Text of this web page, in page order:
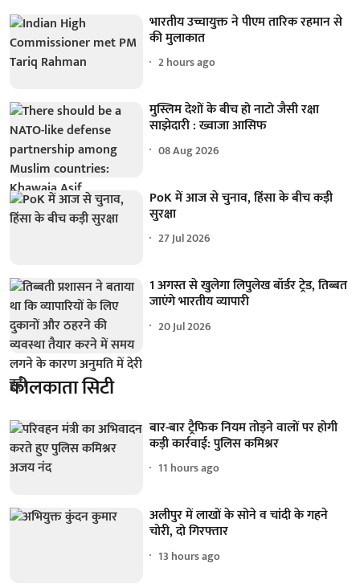
भारतीय उच्चायुक्त ने पीएम तारिक रहमान से
की मुलाकात
2 hours ago
मुस्लिम देशों के बीच हो नाटो जैसी रक्षा
साझेदारी : ख्वाजा आसिफ
08 Aug 2026
PoK में आज से चुनाव, हिंसा के बीच कड़ी
सुरक्षा
27 Jul 2026
1 अगस्त से खुलेगा लिपुलेख बॉर्डर ट्रेड, तिब्बत
जाएंगे भारतीय व्यापारी
20 Jul 2026
कोलकाता सिटी
बार-बार ट्रैफिक नियम तोड़ने वालों पर होगी
कड़ी कार्रवाई: पुलिस कमिश्नर
11 hours ago
अलीपुर में लाखों के सोने व चांदी के गहने
चोरी, दो गिरफ्तार
13 hours ago